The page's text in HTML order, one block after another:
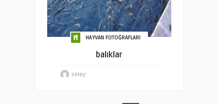
HAYVAN FOTOĞRAFLARI
balıklar
selay